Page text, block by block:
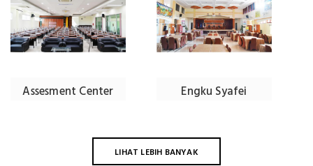
Assesment Center Engku Syafei
LIHAT LEBIH BANYAK